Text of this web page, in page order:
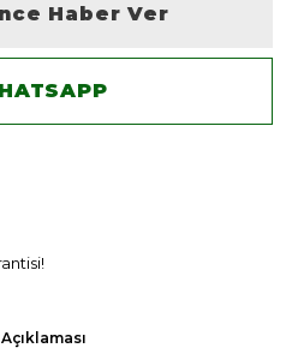
Haber Ver